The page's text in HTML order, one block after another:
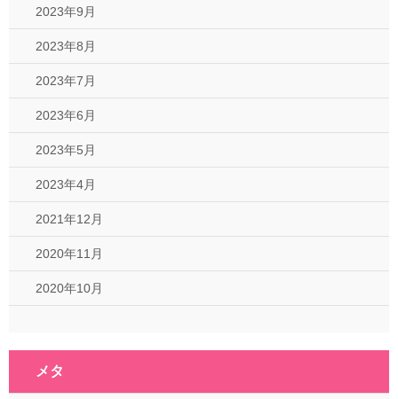
2023年9月
2023年8月
2023年7月
2023年6月
2023年5月
2023年4月
2021年12月
2020年11月
2020年10月
メタ